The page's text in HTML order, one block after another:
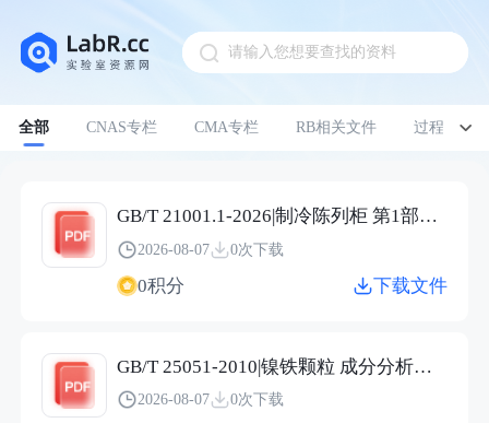
请输入您想要查找的资料
全部 CNAS专栏 CMA专栏 RB相关文件 过程管理
Pull down to refresh
GB/T 21001.1-2026|制冷陈列柜 第1部分：术语
2026-08-07 0次下载
0积分 下载文件
GB/T 25051-2010|镍铁颗粒 成分分析用样品的采取
2026-08-07 0次下载